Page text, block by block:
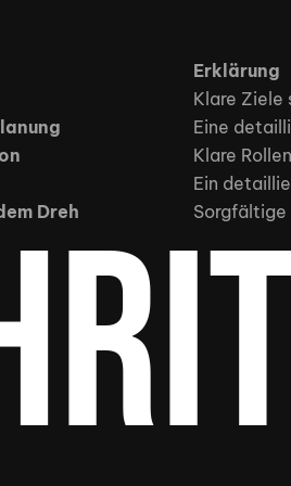
Erklärung
Klare Ziele
Eine
Klare
Ein
Dreh